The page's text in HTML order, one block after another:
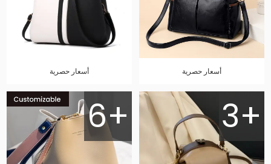
أسعار حصرية أسعار حصرية
3+
6+